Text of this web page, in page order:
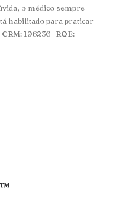
o médico sempre
habilitado para praticar
196236 | RQE: